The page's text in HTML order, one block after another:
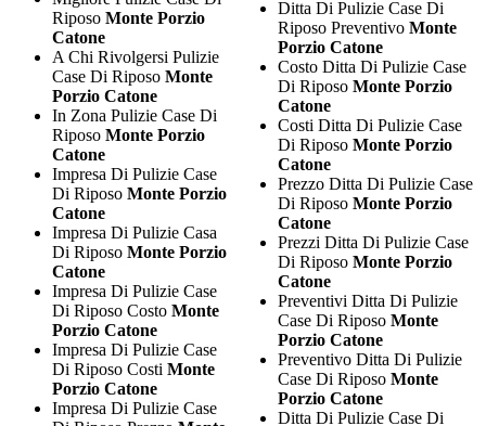
Riposo Monte Porzio
Catone
A Chi Rivolgersi Pulizie
Case Di Riposo Monte
Porzio Catone
In Zona Pulizie Case Di
Riposo Monte Porzio
Catone
Impresa Di Pulizie Case
Di Riposo Monte Porzio
Catone
Impresa Di Pulizie Casa
Di Riposo Monte Porzio
Catone
Impresa Di Pulizie Case
Di Riposo Costo Monte
Porzio Catone
Impresa Di Pulizie Case
Di Riposo Costi Monte
Porzio Catone
Impresa Di Pulizie Case
Ditta Di Pulizie Case Di
Riposo Preventivo Monte
Porzio Catone
Costo Ditta Di Pulizie Case
Di Riposo Monte Porzio
Catone
Costi Ditta Di Pulizie Case
Di Riposo Monte Porzio
Catone
Prezzo Ditta Di Pulizie Case
Di Riposo Monte Porzio
Catone
Prezzi Ditta Di Pulizie Case
Di Riposo Monte Porzio
Catone
Preventivi Ditta Di Pulizie
Case Di Riposo Monte
Porzio Catone
Preventivo Ditta Di Pulizie
Case Di Riposo Monte
Porzio Catone
Ditta Di Pulizie Case Di